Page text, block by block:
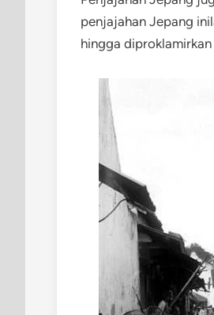
penjajahan Jepang
hingga